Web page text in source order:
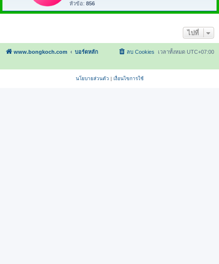
หัวข้อ: 856
ไปที่
www.bongkoch.com บอร์ดหลัก เวลาทั้งหมด UTC+07:00
ลบ Cookies
นโยบายส่วนตัว | เงื่อนไขการใช้